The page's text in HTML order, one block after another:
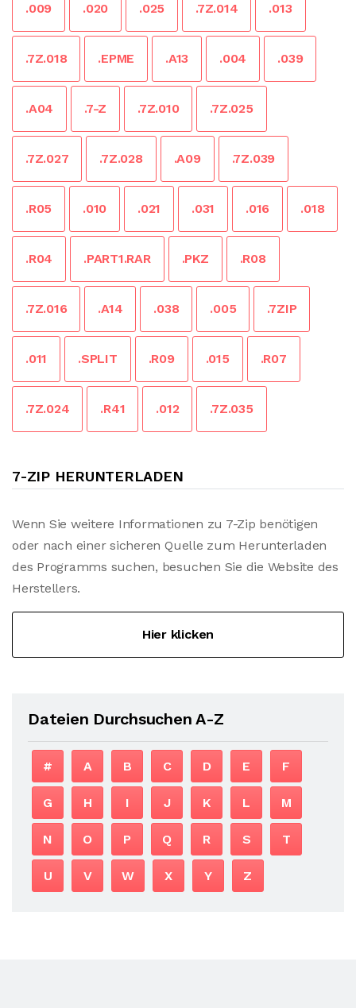
.009 .020 .025 .7Z.014 .013
.7Z.018 .EPME .A13 .004 .039
.A04 .7-Z .7Z.010 .7Z.025
.7Z.027 .7Z.028 .A09 .7Z.039
.R05 .010 .021 .031 .016 .018
.R04 .PART1.RAR .PKZ .R08
.7Z.016 .A14 .038 .005 .7ZIP
.011 .SPLIT .R09 .015 .R07
.7Z.024 .R41 .012 .7Z.035
7-ZIP HERUNTERLADEN
Wenn Sie weitere Informationen zu 7-Zip benötigen
oder nach einer sicheren Quelle zum Herunterladen
des Programms suchen, besuchen Sie die Website des
Herstellers.
Hier klicken
Dateien Durchsuchen A-Z
# A B C D E F
G H I J K L M
N O P Q R S T
U V W X Y Z